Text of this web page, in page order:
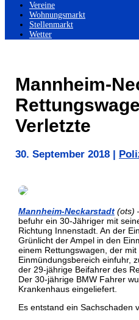
Vereine
Wohnungsmarkt
Stellenmarkt
Wetter
Mannheim-
Verletzte
30. September 2018
Mannheim-Neckarstadt (ots)
befuhr ein 30-Jähriger mit
Richtung Innenstadt. An der
Grünlicht der Ampel in den
einem Rettungswagen, der
Einmündungsbereich einfuhr,
der 29-jährige Beifahrer des
Der 30-jährige BMW Fahrer
Krankenhaus eingeliefert.
Es entstand ein Sachschaden